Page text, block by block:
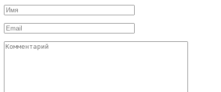
Имя
*
Email
*
Комментарий